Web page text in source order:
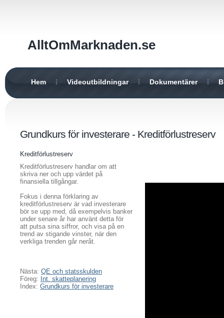
AlltOmMarknaden.se
Hem Videoutbildningar Dokumentärer
Grundkurs för investerare - Kreditförlustreserv
Kreditförlustreserv
Kreditförlustreserv handlar om att
skriva ner och upp värdet på
finansiella tillgångar.
Fokus i denna förklaring av
kreditförlustreserv är vad investerare
bör se upp med, då exempelvis banker
under senare år har använt detta för
att putsa sina siffror, och visa på en
trend av stigande vinster, när den
verkliga trenden går neråt.
Nästa: QE och statsskulden
Föreg:
Int. skatteplanering
Index: Grundkurs för investerare